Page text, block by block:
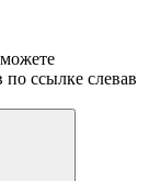
по ссылке слевав